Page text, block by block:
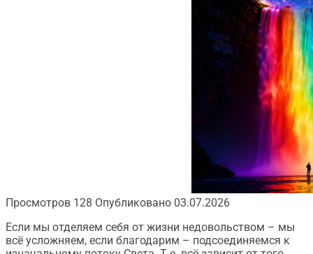
Просмотров 128 Опубликовано 03.07.2026
Если мы отделяем себя от жизни недовольством – мы
всё усложняем, если благодарим – подсоединяемся к